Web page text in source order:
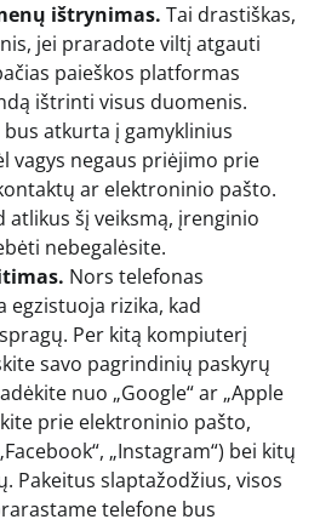
ištrynimas. Tai drastiškas,
jei praradote viltį atgauti
paieškos platformas
ištrinti visus duomenis.
atkurta į gamyklinius
vagys negaus priėjimo prie
ar elektroninio pašto.
atlikus šį veiksmą, įrenginio
nebegalėsite.
Nors telefonas
egzistuoja rizika, kad
Per kitą kompiuterį
savo pagrindinių paskyrų
nuo „Google“ ar „Apple
prie elektroninio pašto,
„Instagram“) bei kitų
Pakeitus slaptažodžius, visos
telefone bus